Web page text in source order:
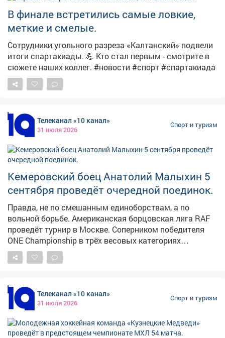
#шахтерскоебратство
В финале встретились самые ловкие,
меткие и смелые.
Сотрудники угольного разреза «Калтанский» подвели
итоги спартакиады. 💪 Кто стал первым - смотрите в
сюжете наших коллег. #новости #спорт #спартакиада
Телеканал «10 канал»
31 июля 2026
Спорт и туризм
Кемеровский боец Анатолий Малыхин 5
сентября проведёт очередной поединок.
Правда, не по смешанным единоборствам, а по
вольной борьбе. Американская борцовская лига RAF
проведёт турнир в Москве. Соперником победителя
ONE Championship в трёх весовых категориях
Анатолия Малыхина будет представитель бойцовской
лиги PFL иранец Пуйя Рахмани. Напомним, за карьеру
поражение. На счету Рахмани - 6 побед и ни одного
поражения.Телеканал «10 канал»
31 июля 2026
Спорт и туризм